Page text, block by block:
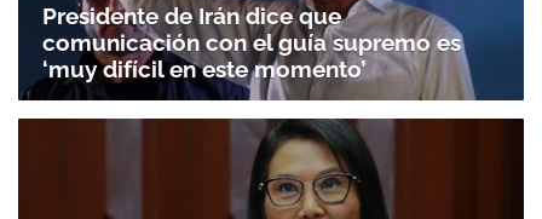
Presidente de Irán dice que
comunicación con el guía supremo es
‘muy difícil en este momento’